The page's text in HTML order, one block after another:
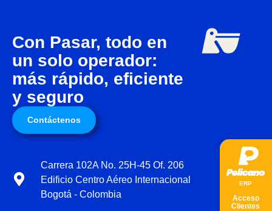
Con Pasar, todo en
un solo operador:
más rápido, eficiente
y seguro
Contáctenos
Carrera 102A No. 25H-45 Of. 206
Edificio Centro Aéreo Internacional
Bogotá - Colombia
ERP
Acceso
Clientes